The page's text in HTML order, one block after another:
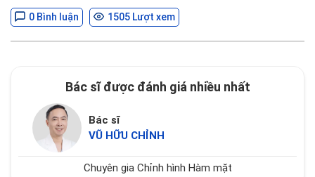
0 Bình luận 1505 Lượt xem
Bác sĩ được đánh giá nhiều nhất
Bác sĩ
VŨ HỮU CHỈNH
Chuyên gia Chỉnh hình Hàm mặt